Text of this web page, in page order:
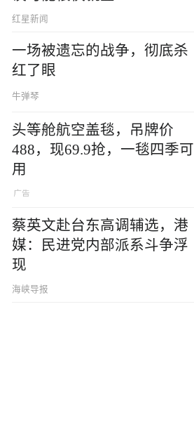
红星新闻
一场被遗忘的战争，彻底杀
红了眼
牛弹琴
头等舱航空盖毯，吊牌价
488，现69.9抢，一毯四季可
用
蔡英文赴台东高调辅选，港
媒：民进党内部派系斗争浮
现
海峡导报